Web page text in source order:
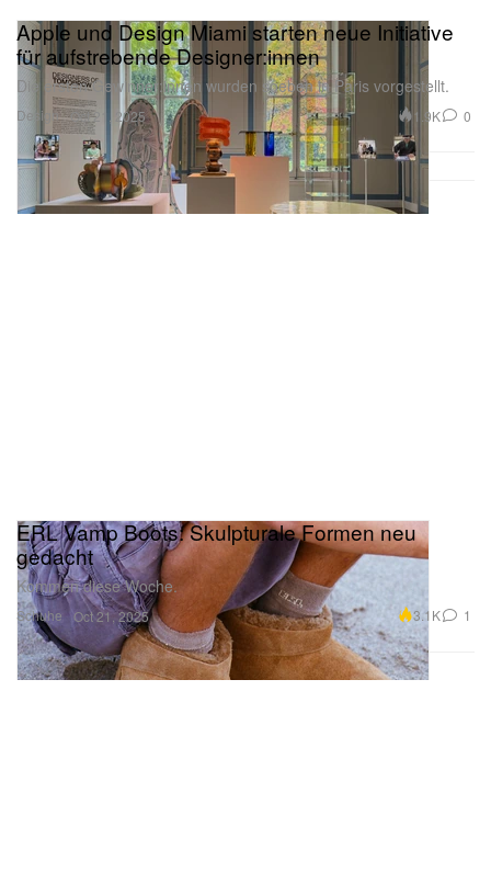
Design
Apple und Design Miami starten neue Initiative
für aufstrebende Designer:innen
Die ersten Gewinner:innen wurden soeben in Paris vorgestellt.
Oct 21, 2025 1.9K 0
Schuhe
ERL Vamp Boots: Skulpturale Formen neu
gedacht
Kommen diese Woche.
Oct 21, 2025 3.1K 1